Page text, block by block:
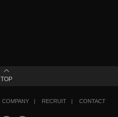
TOP
COMPANY RECRUIT CONTACT